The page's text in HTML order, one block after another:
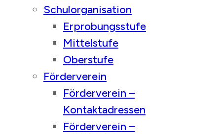
Schulorganisation
Erprobungsstufe
Mittelstufe
Oberstufe
Förderverein
Förderverein –
Kontaktadressen
Förderverein –